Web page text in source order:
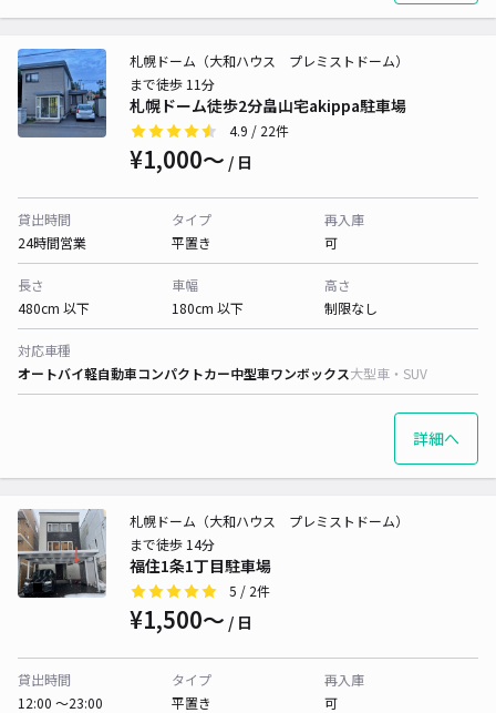
札幌ドーム徒歩2分畠山宅akippa駐車場
札幌ドーム（大和ハウス プレミストドーム）
まで徒歩 11分
4.9 / 22件
¥1,000〜 / 日
貸出時間
24時間営業
タイプ
平置き
再入庫
可
長さ
480cm 以下
車幅
180cm 以下
高さ
制限なし
対応車種
オートバイ軽自動車コンパクトカー中型車ワンボックス大型車・SUV
詳細へ
福住1条1丁目駐車場
札幌ドーム（大和ハウス プレミストドーム）
まで徒歩 14分
5 / 2件
¥1,500〜 / 日
貸出時間
12:00 〜23:00
タイプ
平置き
再入庫
可